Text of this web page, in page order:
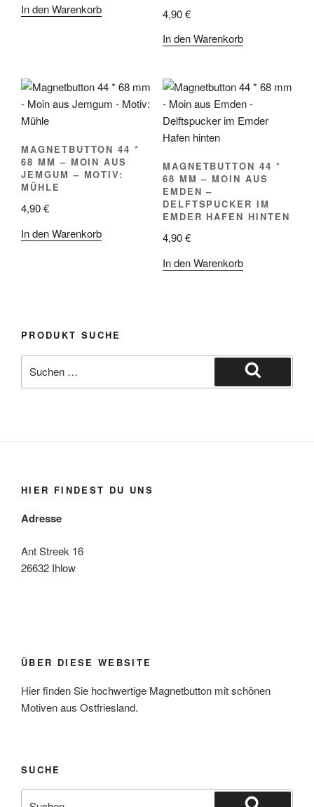
In den Warenkorb
4,90€
In den Warenkorb
MAGNETBUTTON 44 *
68 MM – MOIN AUS
JEMGUM – MOTIV:
MÜHLE
4,90€
In den Warenkorb
MAGNETBUTTON 44 *
68 MM – MOIN AUS
EMDEN –
DELFTSPUCKER IM
EMDER HAFEN HINTEN
4,90€
In den Warenkorb
PRODUKT SUCHE
nach:
Suchen
HIER FINDEST DU UNS
Adresse
Ant Streek 16
26632 Ihlow
ÜBER DIESE WEBSITE
Hier finden Sie hochwertige Magnetbutton mit schönen
Motiven aus Ostfriesland.
SUCHE